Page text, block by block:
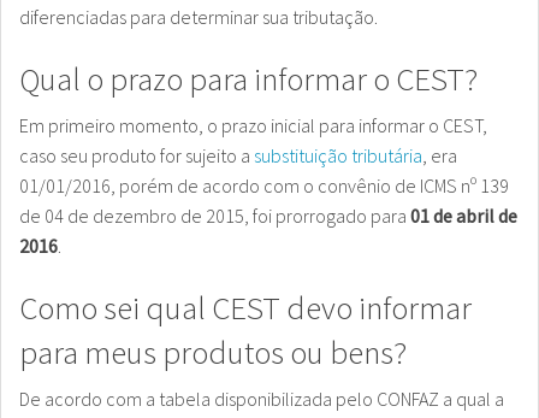
diferenciadas para determinar sua tributação.
Qual o prazo para informar o CEST?
Em primeiro momento, o prazo inicial para informar o CEST,
caso seu produto for sujeito a substituição tributária, era
01/01/2016, porém de acordo com o convênio de ICMS nº 139
de 04 de dezembro de 2015, foi prorrogado para 01 de abril de
2016.
Como sei qual CEST devo informar
para meus produtos ou bens?
De acordo com a tabela disponibilizada pelo CONFAZ a qual a